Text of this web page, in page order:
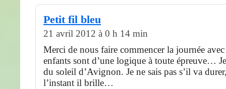
Petit fil bleu
21 avril 2012 à 0 h 14 min
Merci de nous faire commencer la journée
enfants sont d’une logique à toute épreuve…
du soleil d’Avignon. Je ne sais pas s’il va
l’instant il brille…